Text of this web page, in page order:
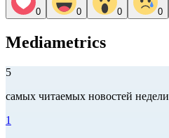
0 0 0 0
Mediametrics
5
самых читаемых новостей недели
1